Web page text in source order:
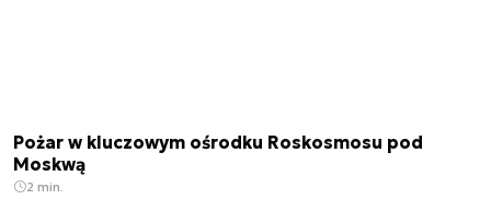
Pożar w kluczowym ośrodku Roskosmosu pod
Moskwą
2 min.